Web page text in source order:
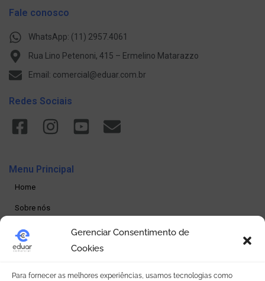
Gerenciar Consentimento de
Cookies
Para fornecer as melhores experiências, usamos tecnologias como
Fale conosco
WhatsApp: (11) 2957.4061
Rua Lino Petenoni, 415 – Ermelino Matarazzo
Email: comercial@eduar.com.br
Redes Sociais
Menu Principal
Home
Sobre nós
Produtos
Loja online
Seja um revendedor